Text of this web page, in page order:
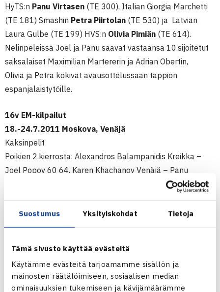
Suostumus Yksityiskohdat Tietoja
Tämä sivusto käyttää evästeitä
Käytämme evästeitä tarjoamamme sisällön ja
mainosten räätälöimiseen, sosiaalisen median
ominaisuuksien tukemiseen ja kävijämäärämme
HyTS:n Panu Virtasen (TE 300), Italian Giorgia Marchetti
(TE 181) Smashin Petra Piirtolan (TE 530) ja Latvian
Laura Gulbe (TE 199) HVS:n Olivia Pimiän (TE 614).
Nelinpeleissä Joel ja Panu saavat vastaansa 10.sijoitetut
saksalaiset Maximilian Martererin ja Adrian Obertin,
Olivia ja Petra kokivat avausottelussaan tappion
espanjalaistytöille.
16v EM-kilpailut
18.-24.7.2011 Moskova, Venäjä
Kaksinpelit
Poikien 2.kierrosta: Alexandros Balampanidis Kreikka –
Joel Popov 60 64, Karen Khachanov Venäjä – Panu
Tyttöjen 1.kierrosta: Laura Gulbe Latvia – Olivia Pimiä 60
2.kierrosta: Giorgia Marchetti Italia – Petra Piirtola 64 62
Tyttöjen 2.kierrosta: Miriam Civera Lima/Sara Sorribes
Tormo Espanja – Piirtola/Pimiä 61 62